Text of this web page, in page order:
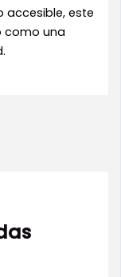
accesible, este
como una